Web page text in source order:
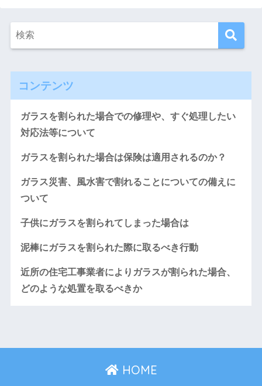
コンテンツ
ガラスを割られた場合での修理や、すぐ処理したい
対応法等について
ガラスを割られた場合は保険は適用されるのか？
ガラス災害、風水害で割れることについての備えに
ついて
子供にガラスを割られてしまった場合は
泥棒にガラスを割られた際に取るべき行動
近所の住宅工事業者によりガラスが割られた場合、
どのような処置を取るべきか
HOME